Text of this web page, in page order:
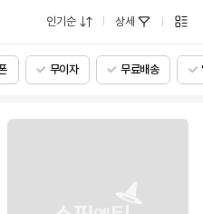
인기순 상세
무이자 무료배송